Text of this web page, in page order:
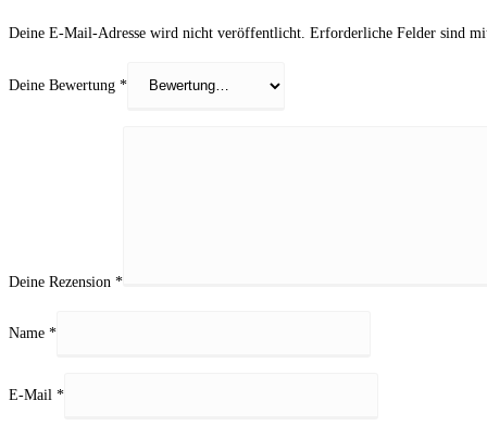
Deine E-Mail-Adresse wird nicht veröffentlicht. Erforderliche Felder sind
Deine Bewertung *
Deine Rezension *
Name *
E-Mail *